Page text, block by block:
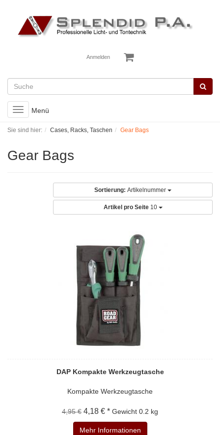
Anmelden
Toggle
navigation
Menü
Sie sind hier: Cases, Racks, Taschen Gear Bags
Gear Bags
Sortierung: Artikelnummer
Artikel pro Seite 10
DAP Kompakte Werkzeugtasche
Kompakte Werkzeugtasche
4,95 € 4,18 € * Gewicht 0.2 kg
Mehr Informationen